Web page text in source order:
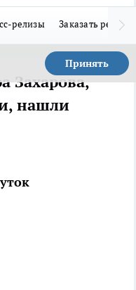
релизы Заказать
Принять
Захарова,
нашли